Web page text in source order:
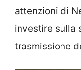
attenzioni di
investire sulla
trasmissione